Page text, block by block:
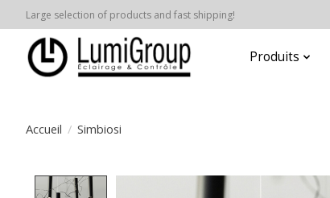
Large selection of products and fast shipping!
Produits
Accueil / Simbiosi
Product image slideshow Items